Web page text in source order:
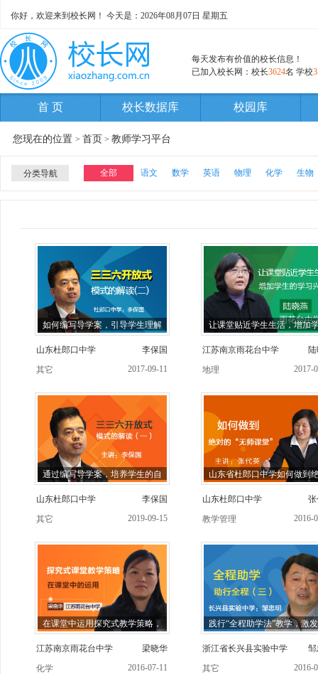
你好，欢迎来到校长网！ 今天是： 2026年08月07日 星期五
每天发布有价值的校长信息！
已加入校长网：校长3624名 学校
首 页 校长数据库 校园库
您现在的位置 > 首页 > 教师学习平台
分类导航 全部 语文 数学 英语 物理 化学 生物
如何编写导学案，引导学生理解
山东杜郎口中学
李保国
其它
2017-09-11
让课堂贴近学生生活，增加
江苏南京雨花台中学
地理
2017-
通过编写导学案，培养学生的自
山东杜郎口中学
李保国
其它
2019-09-15
山东省杜郎口中学如何做到
山东杜郎口中学
张
教学管理
2016-
在课堂中运用探究式教学策略，
江苏南京雨花台中学
梁晓华
化学
2016-07-11
践行“全程助学法”教学，激发
浙江省长兴县实验中学
邹
其它
2016-